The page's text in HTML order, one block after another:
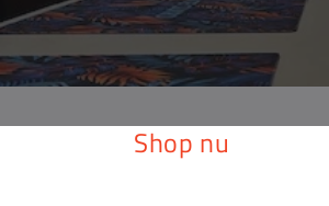
Shop nu